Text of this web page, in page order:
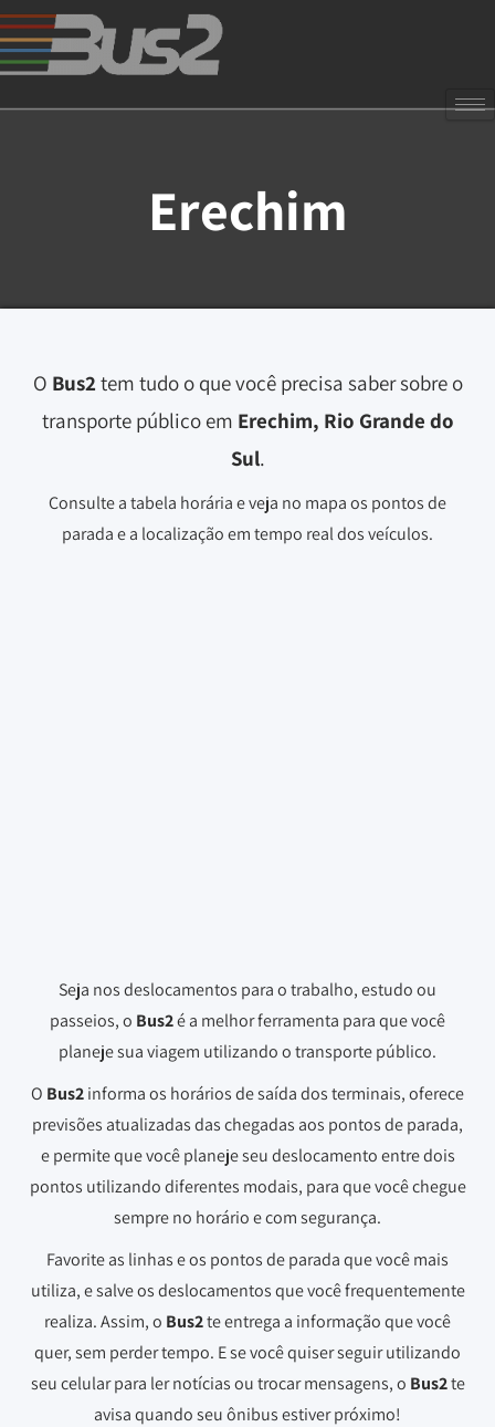
Erechim
O Bus2 tem tudo o que você precisa saber sobre o
transporte público em Erechim, Rio Grande do
Sul.
Consulte a tabela horária e veja no mapa os pontos de
parada e a localização em tempo real dos veículos.
Seja nos deslocamentos para o trabalho, estudo ou
passeios, o Bus2é a melhor ferramenta para que você
planeje sua viagem utilizando o transporte público.
O Bus2informa os horários de saída dos terminais, oferece
previsões atualizadas das chegadas aos pontos de parada,
e permite que você planeje seu deslocamento entre dois
pontos utilizando diferentes modais, para que você chegue
sempre no horário e com segurança.
Favorite as linhas e os pontos de parada que você mais
utiliza, e salve os deslocamentos que você frequentemente
realiza. Assim, o Bus2te entrega a informação que você
quer, sem perder tempo. E se você quiser seguir utilizando
seu celular para ler notícias ou trocar mensagens, o Bus2te
avisa quando seu ônibus estiver próximo!